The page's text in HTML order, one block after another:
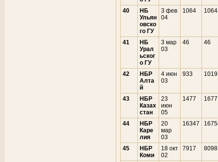
40
НБ
Ульян
овско
го ГУ
3 фев
04
1064 1064
41
НБ
Урал
ьског
о ГУ
3 мар
03
46 46
42
НБР
Алта
й
4 июн
03
933 1019
43
НБР
Казах
стан
23
июн
05
1477 1677
44
НБР
Каре
лия
20
мар
03
16347
45
НБР
Коми
18 окт
02
7917 8098